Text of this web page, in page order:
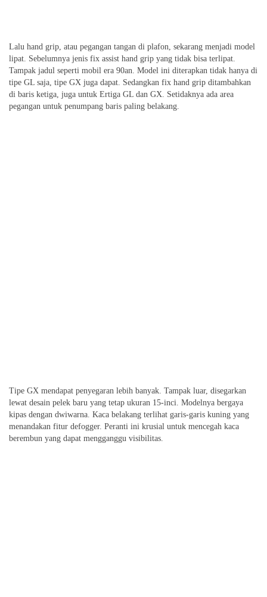
Lalu hand grip, atau pegangan tangan di plafon, sekarang menjadi model
lipat. Sebelumnya jenis fix assist hand grip yang tidak bisa terlipat.
Tampak jadul seperti mobil era 90an. Model ini diterapkan tidak hanya di
tipe GL saja, tipe GX juga dapat. Sedangkan fix hand grip ditambahkan
di baris ketiga, juga untuk Ertiga GL dan GX. Setidaknya ada area
pegangan untuk penumpang baris paling belakang.
Tipe GX mendapat penyegaran lebih banyak. Tampak luar, disegarkan
lewat desain pelek baru yang tetap ukuran 15-inci. Modelnya bergaya
kipas dengan dwiwarna. Kaca belakang terlihat garis-garis kuning yang
menandakan fitur defogger. Peranti ini krusial untuk mencegah kaca
berembun yang dapat mengganggu visibilitas.